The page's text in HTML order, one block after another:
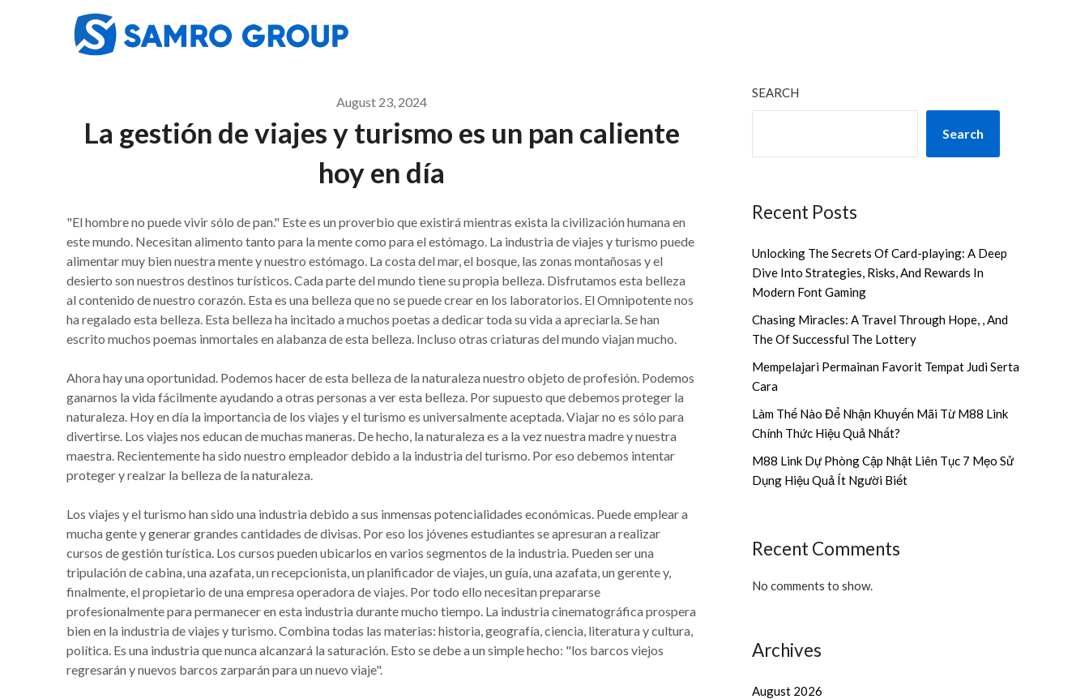
August 23, 2024
La gestión de viajes y turismo es un pan caliente
hoy en día
"El hombre no puede vivir sólo de pan." Este es un proverbio que existirá mientras exista la civilización humana en
este mundo. Necesitan alimento tanto para la mente como para el estómago. La industria de viajes y turismo puede
alimentar muy bien nuestra mente y nuestro estómago. La costa del mar, el bosque, las zonas montañosas y el
desierto son nuestros destinos turísticos. Cada parte del mundo tiene su propia belleza. Disfrutamos esta belleza
al contenido de nuestro corazón. Esta es una belleza que no se puede crear en los laboratorios. El Omnipotente nos
ha regalado esta belleza. Esta belleza ha incitado a muchos poetas a dedicar toda su vida a apreciarla. Se han
escrito muchos poemas inmortales en alabanza de esta belleza. Incluso otras criaturas del mundo viajan mucho.
Ahora hay una oportunidad. Podemos hacer de esta belleza de la naturaleza nuestro objeto de profesión. Podemos
ganarnos la vida fácilmente ayudando a otras personas a ver esta belleza. Por supuesto que debemos proteger la
naturaleza. Hoy en día la importancia de los viajes y el turismo es universalmente aceptada. Viajar no es sólo para
divertirse. Los viajes nos educan de muchas maneras. De hecho, la naturaleza es a la vez nuestra madre y nuestra
maestra. Recientemente ha sido nuestro empleador debido a la industria del turismo. Por eso debemos intentar
proteger y realzar la belleza de la naturaleza.
Los viajes y el turismo han sido una industria debido a sus inmensas potencialidades económicas. Puede emplear a
mucha gente y generar grandes cantidades de divisas. Por eso los jóvenes estudiantes se apresuran a realizar
cursos de gestión turística. Los cursos pueden ubicarlos en varios segmentos de la industria. Pueden ser una
tripulación de cabina, una azafata, un recepcionista, un planificador de viajes, un guía, una azafata, un gerente y,
finalmente, el propietario de una empresa operadora de viajes. Por todo ello necesitan prepararse
profesionalmente para permanecer en esta industria durante mucho tiempo. La industria cinematográfica prospera
bien en la industria de viajes y turismo. Combina todas las materias: historia, geografía, ciencia, literatura y cultura,
política. Es una industria que nunca alcanzará la saturación. Esto se debe a un simple hecho: "los barcos viejos
regresarán y nuevos barcos zarparán para un nuevo viaje".
SEARCH
Search
Recent Posts
Unlocking The Secrets Of Card-playing: A Deep
Dive Into Strategies, Risks, And Rewards In
Modern Font Gaming
Chasing Miracles: A Travel Through Hope, , And
The Of Successful The Lottery
Mempelajari Permainan Favorit Tempat Judi Serta
Cara
Làm Thế Nào Để Nhận Khuyến Mãi Từ M88 Link
Chính Thức Hiệu Quả Nhất?
M88 Link Dự Phòng Cập Nhật Liên Tục 7 Mẹo Sử
Dụng Hiệu Quả Ít Người Biết
Recent Comments
No comments to show.
Archives
August 2026